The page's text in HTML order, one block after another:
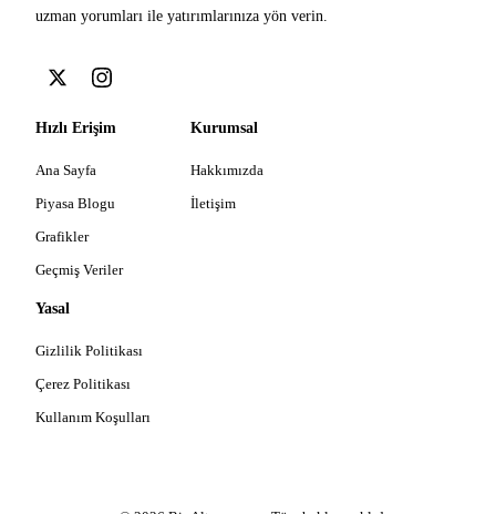
uzman yorumları ile yatırımlarınıza yön verin.
Hızlı Erişim
Ana Sayfa
Piyasa Blogu
Grafikler
Geçmiş Veriler
Kurumsal
Hakkımızda
İletişim
Yasal
Gizlilik Politikası
Çerez Politikası
Kullanım Koşulları